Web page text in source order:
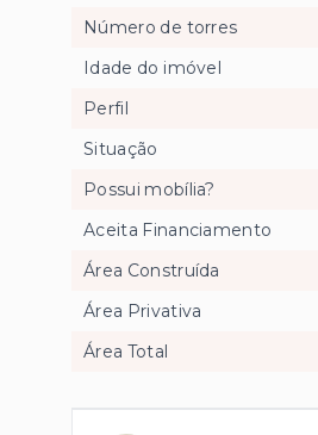
Número de torres
Idade do imóvel
Perfil
Situação
Possui mobília?
Aceita Financiamento
Área Construída
Área Privativa
Área Total